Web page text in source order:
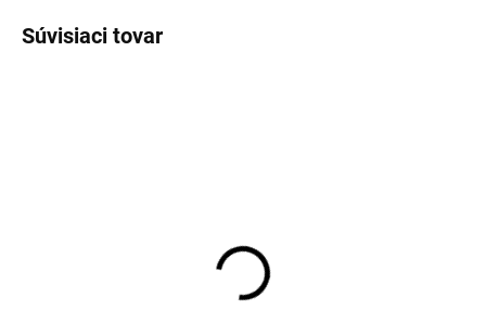
Súvisiaci tovar